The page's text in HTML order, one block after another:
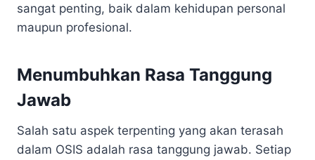
sangat penting, baik dalam kehidupan personal
maupun profesional.
Menumbuhkan Rasa Tanggung
Jawab
Salah satu aspek terpenting yang akan terasah
dalam OSIS adalah rasa tanggung jawab. Setiap